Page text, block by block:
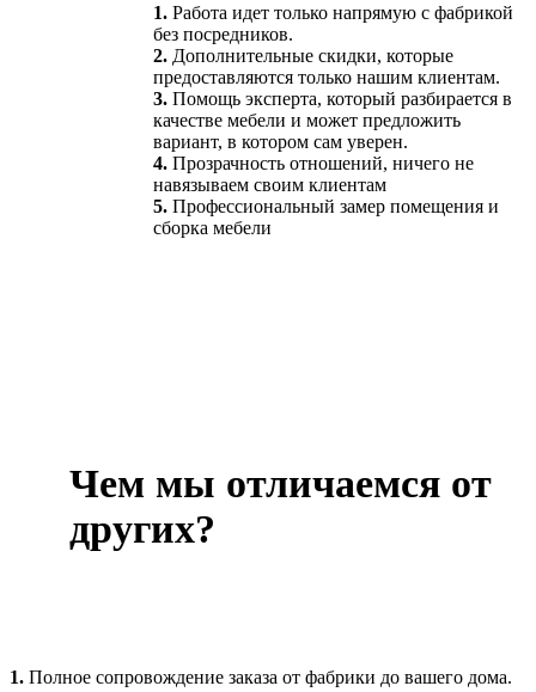
1. Работа идет только напрямую с фабрикой
без посредников.
2. Дополнительные скидки, которые
предоставляются только нашим клиентам.
3. Помощь эксперта, который разбирается в
качестве мебели и может предложить
вариант, в котором сам уверен.
4. Прозрачность отношений, ничего не
навязываем своим клиентам
5. Профессиональный замер помещения и
сборка мебели
Чем мы отличаемся от
других?
1. Полное сопровождение заказа от фабрики до вашего дома.